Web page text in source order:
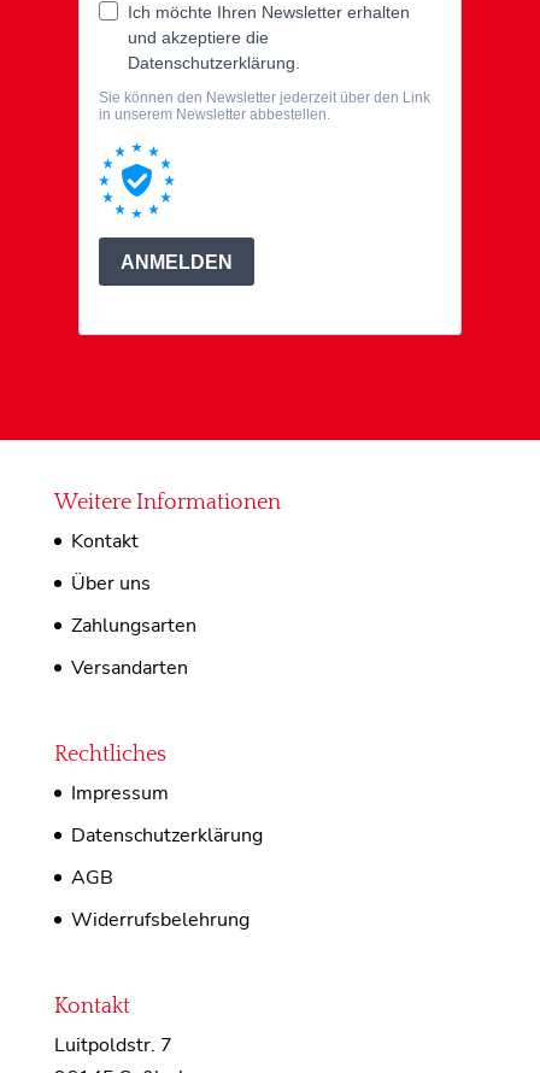
Weitere Informationen
Kontakt
Über uns
Zahlungsarten
Versandarten
Rechtliches
Impressum
Datenschutzerklärung
AGB
Widerrufsbelehrung
Kontakt
Luitpoldstr. 7